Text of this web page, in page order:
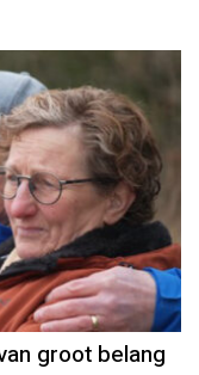
groot belang